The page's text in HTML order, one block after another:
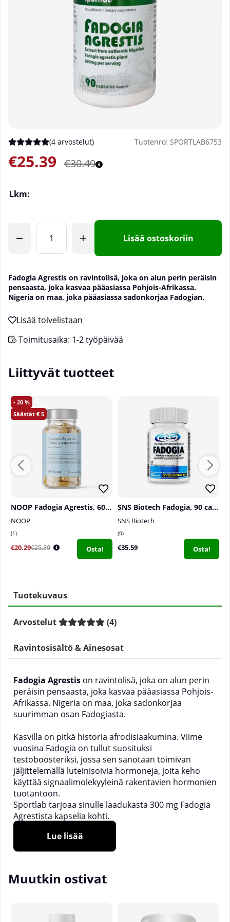
Keskiarvoluokitus 5 / 5 Arvioiden määrä 4
(4 arvostelut) Tuotenro: SPORTLAB6753
€30.49
€25.39
Lkm:
Lisää ostoskoriin
Fadogia Agrestis on ravintolisä, joka on alun perin peräisin
pensaasta, joka kasvaa pääasiassa Pohjois-Afrikassa.
Nigeria on maa, joka pääasiassa sadonkorjaa Fadogian.
Toimitusaika: 1-2 työpäivää
Liittyvät tuotteet
20
5
NOOP Fadogia Agrestis, 60 caps
NOOP
1
€20.29€25.39 Osta!
SNS Biotech Fadogia, 90 caps
SNS Biotech
0
€35.59 Osta!
Tuotekuvaus
Arvostelut (4)
Ravintosisältö & Ainesosat
Fadogia Agrestis on ravintolisä, joka on alun perin
peräisin pensaasta, joka kasvaa pääasiassa Pohjois-
Afrikassa. Nigeria on maa, joka sadonkorjaa
suurimman osan Fadogiasta.
Kasvilla on pitkä historia afrodisiaakumina. Viime
vuosina Fadogia on tullut suosituksi
testoboosteriksi, jossa sen sanotaan toimivan
jäljittelemällä luteinisoivia hormoneja, joita keho
käyttää signaalimolekyyleinä rakentavien hormonien
tuotantoon.
Sportlab tarjoaa sinulle laadukasta 300 mg Fadogia
Agrestista kapselia kohti.
Annostus:Kaksi kapselia kerran päivässä aterian
yhteydessä.
sykleissä - seurattuna 4 viikon tauolla. Tämän
suosituksen tueksi ei kuitenkaan ole tutkimuksia,
Lue lisää
Muutkin ostivat